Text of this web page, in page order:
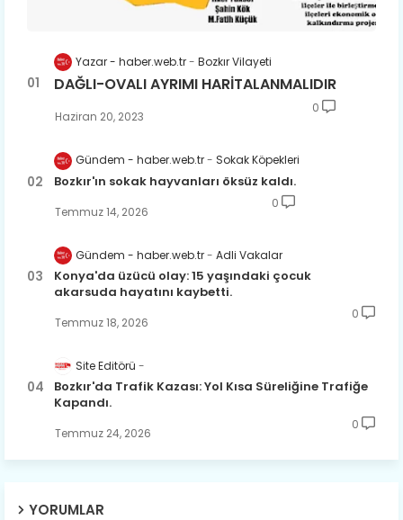
Yazar - haber.web.tr Bozkır Vilayeti
DAĞLI-OVALI AYRIMI HARİTALANMALIDIR
Haziran 20, 2023
0
Gündem - haber.web.tr Sokak Köpekleri
Bozkır'ın sokak hayvanları öksüz kaldı.
Temmuz 14, 2026
0
Gündem - haber.web.tr Adli Vakalar
Konya'da üzücü olay: 15 yaşındaki çocuk
akarsuda hayatını kaybetti.
Temmuz 18, 2026
0
Site Editörü
Bozkır'da Trafik Kazası: Yol Kısa Süreliğine Trafiğe
Kapandı.
Temmuz 24, 2026
0
YORUMLAR